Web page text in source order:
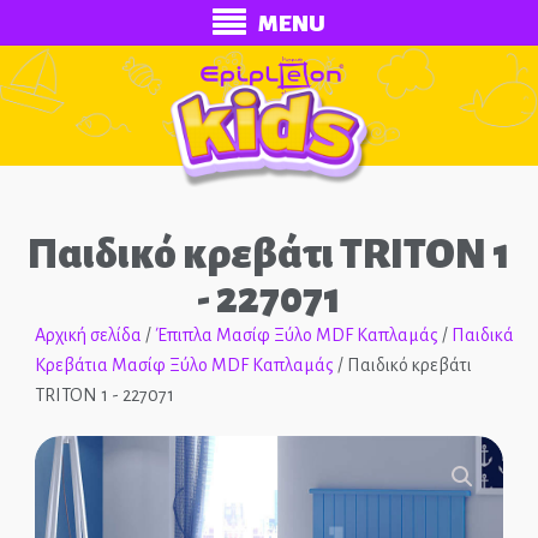
MENU
ECONOMY
Ολοκληρωμένα Δωμάτια
Παιδικά Κρεβάτια
Παιδικές Κουκέτες
Παιδικό κρεβάτι TRITON 1
- 227071
Αρχική σελίδα /Έπιπλα Μασίφ Ξύλο MDF Καπλαμάς / Παιδικά
Κρεβάτια Μασίφ Ξύλο MDF Καπλαμάς / Παιδικό κρεβάτι
TRITON 1 - 227071
🔍